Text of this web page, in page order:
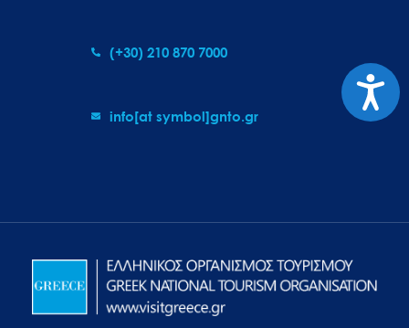
(+30) 210 870 7000
info[at symbol]gnto.gr